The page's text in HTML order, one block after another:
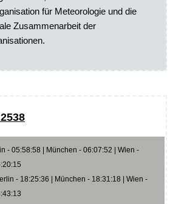
für Meteorologie und die
Zusammenarbeit der
- 05:58:58 | München - 06:07:52 | Wien -
- 18:25:36 | München - 18:31:18 | Wien -